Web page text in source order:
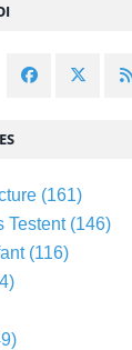
(161)
Testent(146)
(116)